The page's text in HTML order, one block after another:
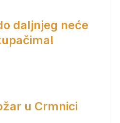
daljnjeg neće
u Crmnici